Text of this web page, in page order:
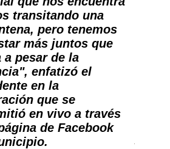
transitando una
pero tenemos
más juntos que
a pesar de la
enfatizó el
en la
que se
en vivo a través
de Facebook